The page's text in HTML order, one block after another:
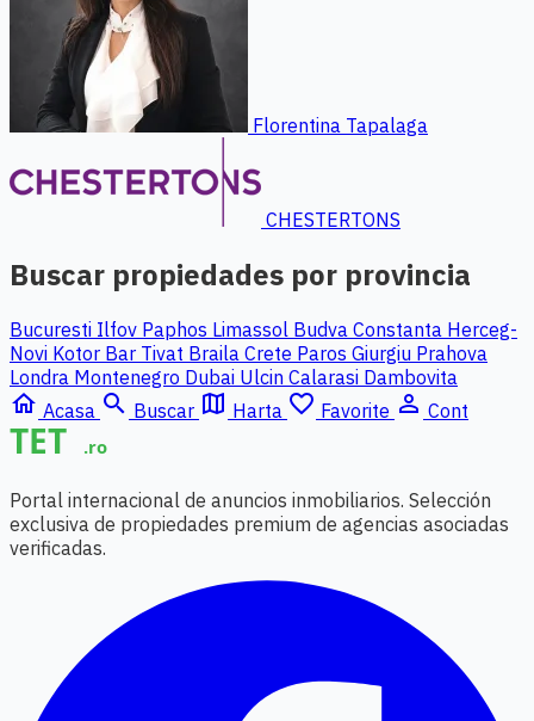
Florentina Tapalaga
CHESTERTONS
Buscar propiedades por provincia
Bucuresti Ilfov Paphos Limassol Budva Constanta Herceg-
Novi Kotor Bar Tivat Braila Crete Paros Giurgiu Prahova
Londra Montenegro Dubai Ulcin Calarasi Dambovita
home Acasa search Buscar map Harta favorite_border Favorite person_outline Cont
Portal internacional de anuncios inmobiliarios. Selección
exclusiva de propiedades premium de agencias asociadas
verificadas.